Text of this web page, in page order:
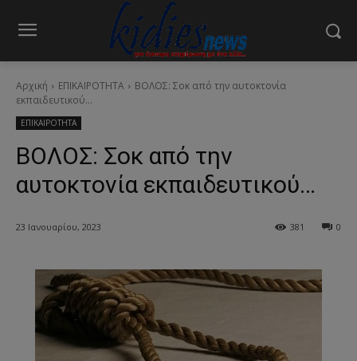
Αρχική ΕΠΙΚΑΙΡΟΤΗΤΑ
ΒΟΛΟΣ: Σοκ από την αυτοκτονία
εκπαιδευτικού...
ΕΠΙΚΑΙΡΟΤΗΤΑ
ΒΟΛΟΣ: Σοκ από την
αυτοκτονία εκπαιδευτικού…
23 Ιανουαρίου, 2023 0
381